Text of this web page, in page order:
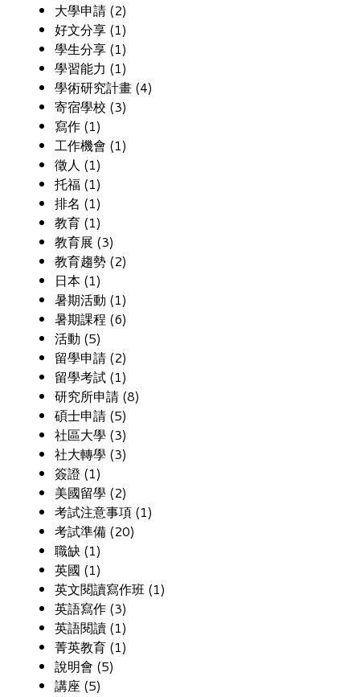
大學申請 (2)
好文分享 (1)
學生分享 (1)
學習能力 (1)
學術研究計畫 (4)
寄宿學校 (3)
寫作 (1)
工作機會 (1)
徵人 (1)
托福 (1)
排名 (1)
教育 (1)
教育展 (3)
教育趨勢 (2)
日本 (1)
暑期活動 (1)
暑期課程 (6)
活動 (5)
留學申請 (2)
留學考試 (1)
研究所申請 (8)
碩士申請 (5)
社區大學 (3)
社大轉學 (3)
簽證 (1)
美國留學 (2)
考試注意事項 (1)
考試準備 (20)
職缺 (1)
英國 (1)
英文閱讀寫作班 (1)
英語寫作 (3)
英語閱讀 (1)
菁英教育 (1)
說明會 (5)
講座 (5)